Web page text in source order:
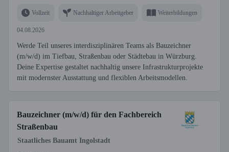
Vollzeit Nachhaltiger Arbeitgeber Weiterbildungen
04.08.2026
Werde Teil unseres interdisziplinären Teams als Bauzeichner
(m/w/d) im Tiefbau, Straßenbau oder Städtebau in Würzburg.
Deine Expertise gestaltet nachhaltig unsere Infrastrukturprojekte
mit modernster Ausstattung und flexiblen Arbeitsmodellen.
Bauzeichner (m/w/d) für den Fachbereich
Straßenbau
Staatliches Bauamt Ingolstadt